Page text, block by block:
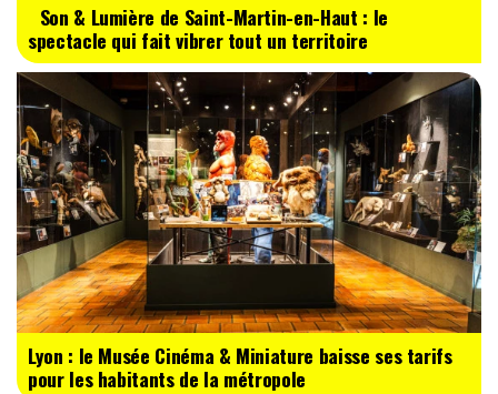
Son & Lumière de Saint-Martin-en-Haut : le
spectacle qui fait vibrer tout un territoire
Lyon : le Musée Cinéma & Miniature baisse ses tarifs
pour les habitants de la métropole